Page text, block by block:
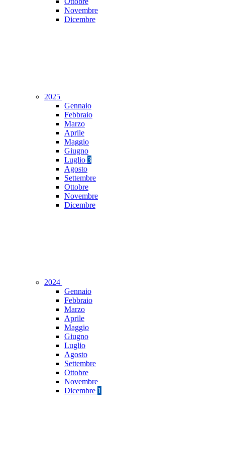
Novembre
Dicembre
2025
Gennaio
Febbraio
Marzo
Aprile
Maggio
Giugno
Luglio 3
Agosto
Settembre
Ottobre
Novembre
Dicembre
2024
Gennaio
Febbraio
Marzo
Aprile
Maggio
Giugno
Luglio
Agosto
Settembre
Ottobre
Novembre
Dicembre 1